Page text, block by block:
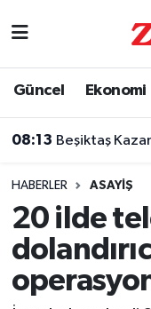
Güncel Ekonomi
08:13 Beşiktaş Kazandı, UEFA
HABERLER ASAYIŞ
20 ilde
Nöbetçi
Trafik Durumu
Süper Lig
Tüm